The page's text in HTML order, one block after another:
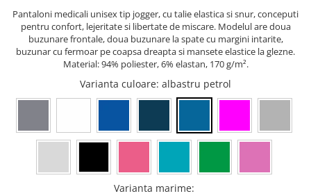
Pixuri metalice
Pixuri cu gel
Stilouri
Seturi de scris Premium
Instrumente de scris eco
Creioane mecanice si grafit
Finelinere
Markere diverse
Carioci si creioane colorate
Pantaloni medicali unisex tip jogger, cu talie elastica si snur, conceputi
pentru confort, lejeritate si libertate de miscare. Modelul are doua
buzunare frontale, doua buzunare la spate cu margini intarite,
buzunar cu fermoar pe coapsa dreapta si mansete elastice la glezne.
Material: 94% poliester, 6% elastan, 170 g/m².
Varianta culoare: albastru petrol
Varianta marime: